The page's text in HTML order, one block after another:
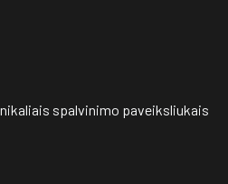
spalvinimo paveiksliukais